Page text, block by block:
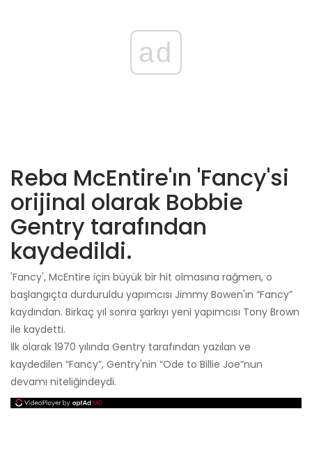
ad
Reba McEntire'ın 'Fancy'si
orijinal olarak Bobbie
Gentry tarafından
kaydedildi.
'Fancy', McEntire için büyük bir hit olmasına rağmen, o
başlangıçta durduruldu yapımcısı Jimmy Bowen'ın “Fancy”
kaydından. Birkaç yıl sonra şarkıyı yeni yapımcısı Tony Brown
ile kaydetti.
İlk olarak 1970 yılında Gentry tarafından yazılan ve
kaydedilen “Fancy”, Gentry'nin “Ode to Billie Joe”nun
devamı niteliğindeydi.